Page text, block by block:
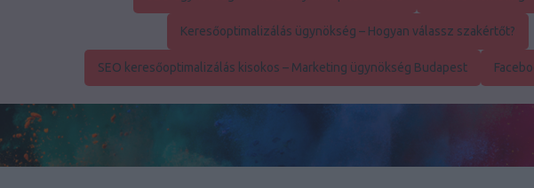
Keresőoptimalizálás ügynökség – Hogyan válassz szakértőt?
SEO keresőoptimalizálás kisokos – Marketing ügynökség Budapest